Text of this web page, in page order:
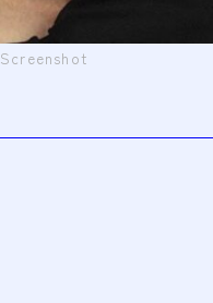
Screenshot